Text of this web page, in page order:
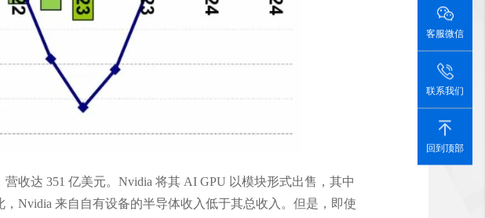
收达 351 亿美元。Nvidia 将其 AI GPU 以模块形式出售，其中
Nvidia 来自自有设备的半导体收入低于其总收入。但是，即使
客服微信
联系我们
回到顶部